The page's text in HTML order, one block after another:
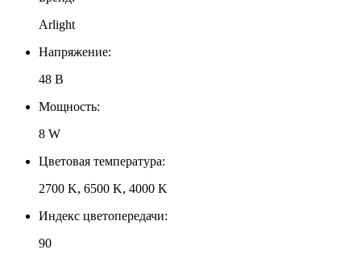
Arlight
Напряжение:
48 В
Мощность:
8 W
Цветовая температура:
2700 K, 6500 K, 4000 K
Индекс цветопередачи:
90